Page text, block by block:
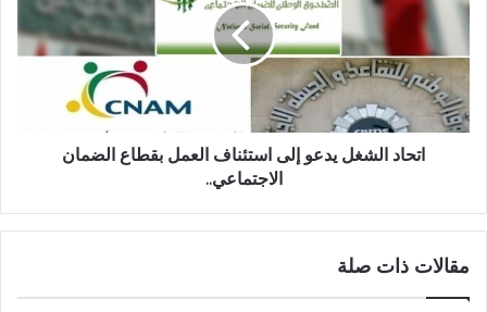
اتحاد الشغل يدعو إلى استئناف العمل بقطاع الضمان
الاجتماعي..
مقالات ذات صلة